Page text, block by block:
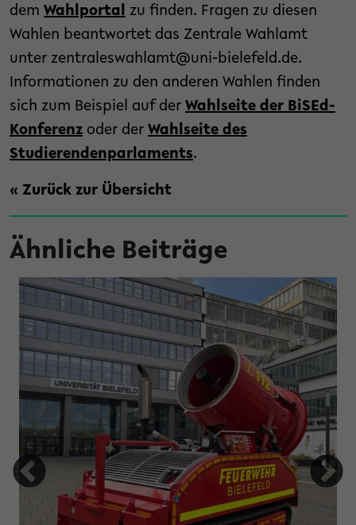
dem Wahlportal zu finden. Fragen zu diesen
Wahlen beantwortet das Zentrale Wahlamt
unter zentraleswahlamt@uni-bielefeld.de.
Informationen zu den anderen Wahlen finden
sich zum Beispiel auf der Wahlseite der BiSEd-
Konferenz oder der Wahlseite des
Studierendenparlaments.
« Zurück zur Übersicht
Ähnliche Beiträge